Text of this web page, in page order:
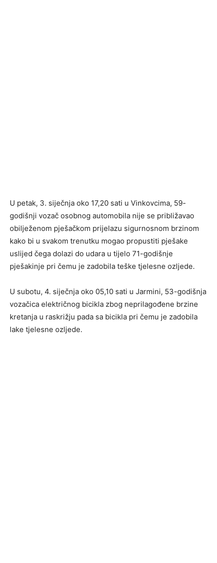
U petak, 3. siječnja oko 17,20 sati u Vinkovcima, 59-
godišnji vozač osobnog automobila nije se približavao
obilježenom pješačkom prijelazu sigurnosnom brzinom
kako bi u svakom trenutku mogao propustiti pješake
uslijed čega dolazi do udara u tijelo 71-godišnje
pješakinje pri čemu je zadobila teške tjelesne ozljede.
U subotu, 4. siječnja oko 05,10 sati u Jarmini, 53-godišnja
vozačica električnog bicikla zbog neprilagođene brzine
kretanja u raskrižju pada sa bicikla pri čemu je zadobila
lake tjelesne ozljede.